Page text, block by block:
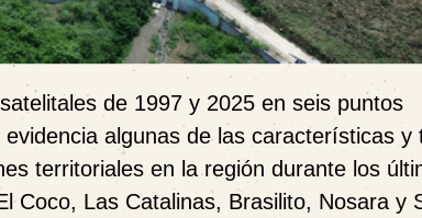
de 1997 y 2025 en seis puntos
algunas de las características y
territoriales en la región durante los
Coco, Las Catalinas, Brasilito, Nosara y